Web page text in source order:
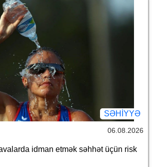
SƏHIYYƏ
06.08.2026
idman etmək səhhət üçün risk